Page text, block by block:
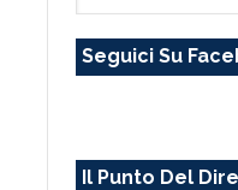
sito
Seguici Su
Il Punto Del